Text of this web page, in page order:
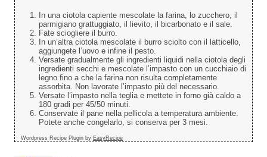
In una ciotola capiente mescolate la farina, lo zucchero, il
parmigiano grattuggiato, il lievito, il bicarbonato e il sale.
Fate sciogliere il burro.
In un’altra ciotola mescolate il burro sciolto con il latticello,
aggiungete l’uovo e infine il pesto.
Versate gradualmente gli ingredienti liquidi nella ciotola degli
ingredienti secchi e mescolate l’impasto con un cucchiaio di
legno fino a che la farina non risulta completamente
assorbita. Non lavorate l’impasto più del necessario.
Versate l’impasto nella teglia e mettete in forno già caldo a
180 gradi per 45/50 minuti.
Conservate il pane nella pellicola a temperatura ambiente.
Potete anche congelarlo, si conserva per 3 mesi.
Wordpress Recipe Plugin by EasyRecipe